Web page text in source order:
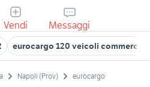
Vendi Messaggi
eurocargo 120 veicoli
Napoli (Prov) eurocargo